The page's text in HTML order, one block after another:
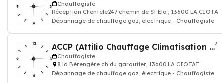
Chauffagiste
Réception Clientèle247 chemin de St Eloi, 13600 LA CIOTAT
Dépannage de chauffage gaz, électrique - Chauffagiste
ACCP (Attilio Chauffage Climatisation Plomberie)
Chauffagiste
8 la Bérengère ch du garoutier, 13600 LA CIOTAT
Dépannage de chauffage gaz, électrique - Chauffagiste